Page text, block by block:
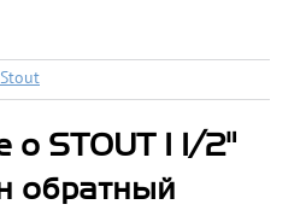
о STOUT 1 1/2"
обратный